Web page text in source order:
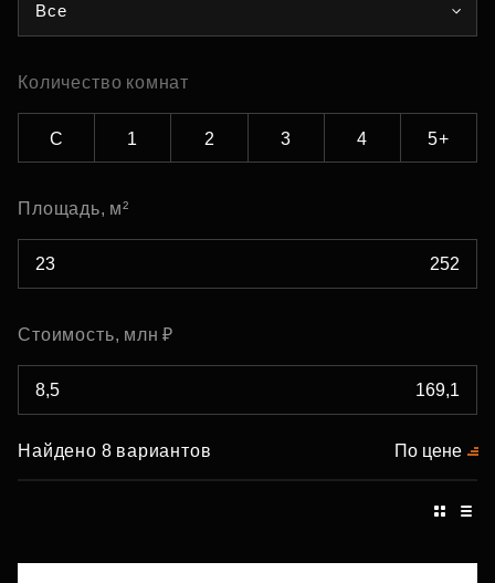
Все
Количество комнат
С 1 2 3 4 5+
Площадь, м²
Стоимость, млн ₽
Найдено 8 вариантов По цене